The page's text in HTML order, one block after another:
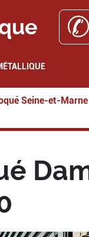
Seine-et-Marne